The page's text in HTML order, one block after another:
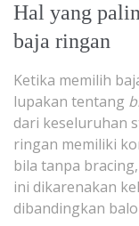
Hal yang
baja ringan
Ketika memilih
lupakan tentang
dari keseluruhan
ringan memiliki
bila tanpa
ini dikarenakan
dibandingkan